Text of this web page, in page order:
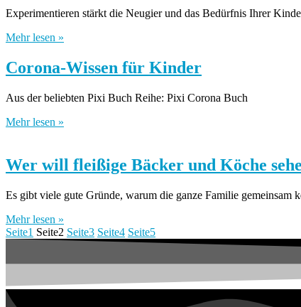
Experimentieren stärkt die Neugier und das Bedürfnis Ihrer
Mehr lesen »
Corona-Wissen für Kinder
Aus der beliebten Pixi Buch Reihe: Pixi Corona Buch
Mehr lesen »
Wer will fleißige Bäcker und Köche
Es gibt viele gute Gründe, warum die ganze Familie gemeinsam
Mehr lesen »
Seite1 Seite2 Seite3 Seite4 Seite5